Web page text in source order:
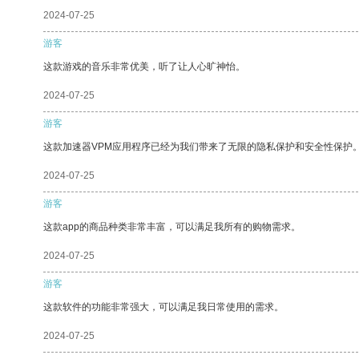
2024-07-25
游客
这款游戏的音乐非常优美，听了让人心旷神怡。
2024-07-25
游客
这款加速器VPM应用程序已经为我们带来了无限的隐私保护和安全性保护
2024-07-25
游客
这款app的商品种类非常丰富，可以满足我所有的购物需求。
2024-07-25
游客
这款软件的功能非常强大，可以满足我日常使用的需求。
2024-07-25